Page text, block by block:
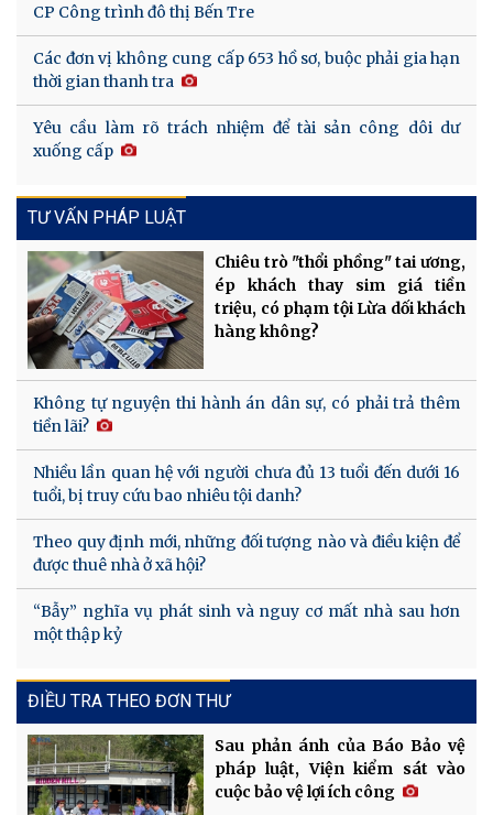
CP Công trình đô thị Bến Tre
Các đơn vị không cung cấp 653 hồ sơ, buộc phải gia hạn
thời gian thanh tra
Yêu cầu làm rõ trách nhiệm để tài sản công dôi dư
xuống cấp
TƯ VẤN PHÁP LUẬT
Chiêu trò "thổi phồng" tai ương,
ép khách thay sim giá tiền
triệu, có phạm tội Lừa dối khách
hàng không?
Không tự nguyện thi hành án dân sự, có phải trả thêm
tiền lãi?
Nhiều lần quan hệ với người chưa đủ 13 tuổi đến dưới 16
tuổi, bị truy cứu bao nhiêu tội danh?
Theo quy định mới, những đối tượng nào và điều kiện để
được thuê nhà ở xã hội?
“Bẫy” nghĩa vụ phát sinh và nguy cơ mất nhà sau hơn
một thập kỷ
ĐIỀU TRA THEO ĐƠN THƯ
Sau phản ánh của Báo Bảo vệ
pháp luật, Viện kiểm sát vào
cuộc bảo vệ lợi ích công